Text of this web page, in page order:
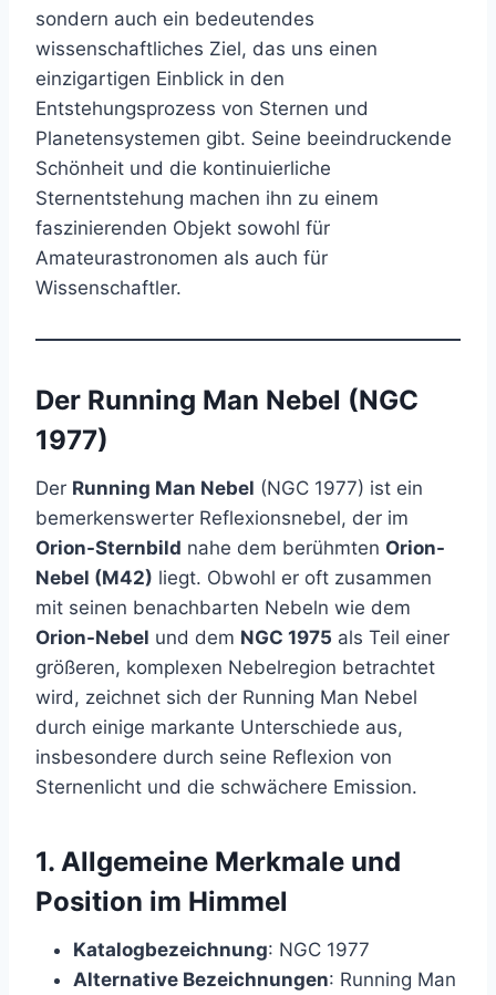
sondern auch ein bedeutendes
wissenschaftliches Ziel, das uns einen
einzigartigen Einblick in den
Entstehungsprozess von Sternen und
Planetensystemen gibt. Seine beeindruckende
Schönheit und die kontinuierliche
Sternentstehung machen ihn zu einem
faszinierenden Objekt sowohl für
Amateurastronomen als auch für
Wissenschaftler.
Der Running Man Nebel (NGC
1977)
Der Running Man Nebel (NGC 1977) ist ein
bemerkenswerter Reflexionsnebel, der im
Orion-Sternbild nahe dem berühmten Orion-
Nebel (M42) liegt. Obwohl er oft zusammen
mit seinen benachbarten Nebeln wie dem
Orion-Nebel und dem NGC 1975 als Teil einer
größeren, komplexen Nebelregion betrachtet
wird, zeichnet sich der Running Man Nebel
durch einige markante Unterschiede aus,
insbesondere durch seine Reflexion von
Sternenlicht und die schwächere Emission.
1. Allgemeine Merkmale und
Position im Himmel
Katalogbezeichnung: NGC 1977
Alternative Bezeichnungen: Running Man